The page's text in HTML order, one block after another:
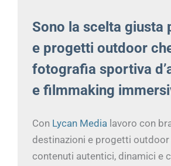
Sono la scelta giusta
e progetti outdoor
fotografia sportiva
e filmmaking
Con Lycan Media lavoro con
destinazioni e progetti
contenuti autentici, dinamici e